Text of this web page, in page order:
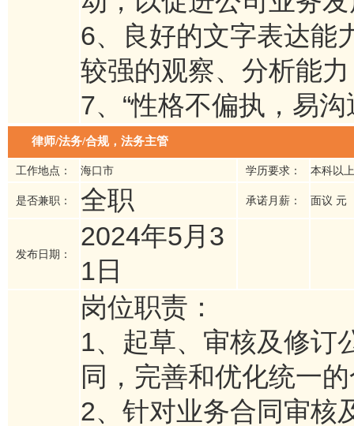
6、良好的文字表达能
较强的观察、分析能
7、“性格不偏执，易
律师/法务/合规，法务主管
工作地点： 海口市 学历要求： 本科以上
是否兼职： 全职 承诺月薪： 面议 元
发布日期：
2024年5月3
1日
岗位职责：
1、起草、审核及修订
同，完善和优化统一
2、针对业务合同审核